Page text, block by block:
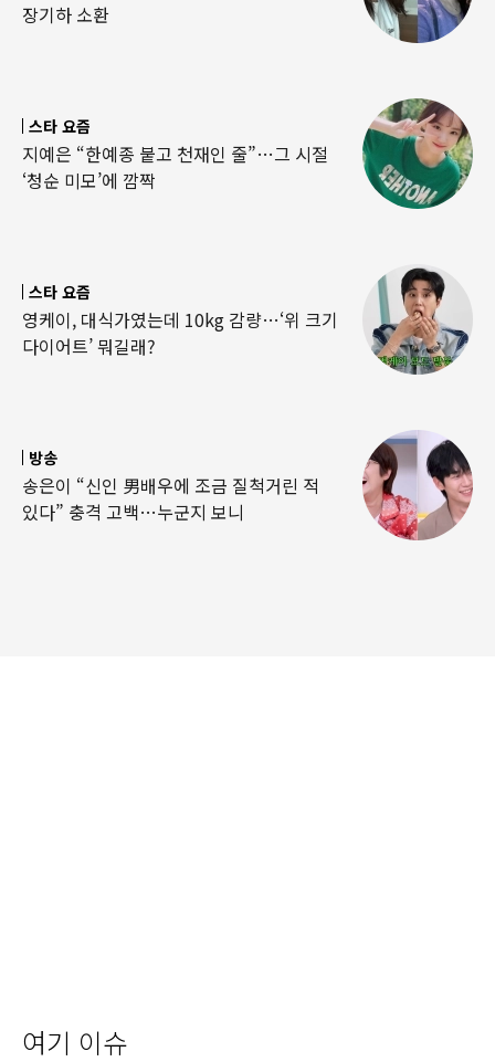
장기하 소환
스타 요즘
지예은 “한예종 붙고 천재인 줄”…그 시절
‘청순 미모’에 깜짝
스타 요즘
영케이, 대식가였는데 10kg 감량…‘위 크기
다이어트’ 뭐길래?
방송
송은이 “신인 男배우에 조금 질척거린 적
있다” 충격 고백…누군지 보니
여기 이슈